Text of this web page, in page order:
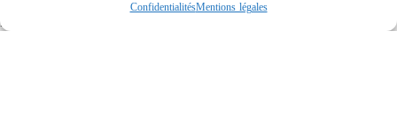
ConfidentialitésMentions légales
Recherche